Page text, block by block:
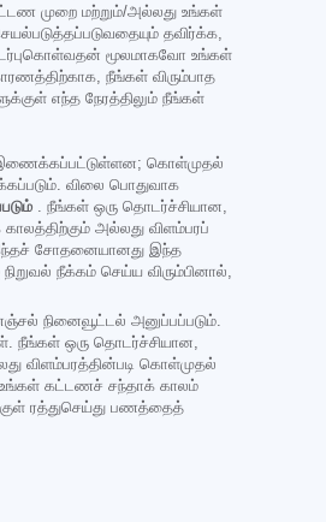
முறை மற்றும்/அல்லது உங்கள்
தவிர்க்க,
மூலமாகவோ உங்கள்
நீங்கள் விரும்பாத
எந்த நேரத்திலும் நீங்கள்
இணைக்கப்பட்டுள்ளன; கொள்முதல்
விலை பொதுவாக
. நீங்கள் ஒரு தொடர்ச்சியான,
அல்லது விளம்பரப்
இந்தச் சோதனையானது இந்த
நீக்கம் செய்ய விரும்பினால்,
நினைவூட்டல் அனுப்பப்படும்.
நீங்கள் ஒரு தொடர்ச்சியான,
விளம்பரத்தின்படி கொள்முதல்
உங்கள் கட்டணச் சந்தாக் காலம்
ரத்துசெய்து பணத்தைத்